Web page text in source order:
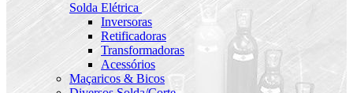
Solda Elétrica
Inversoras
Retificadoras
Transformadoras
Acessórios
Maçaricos & Bicos